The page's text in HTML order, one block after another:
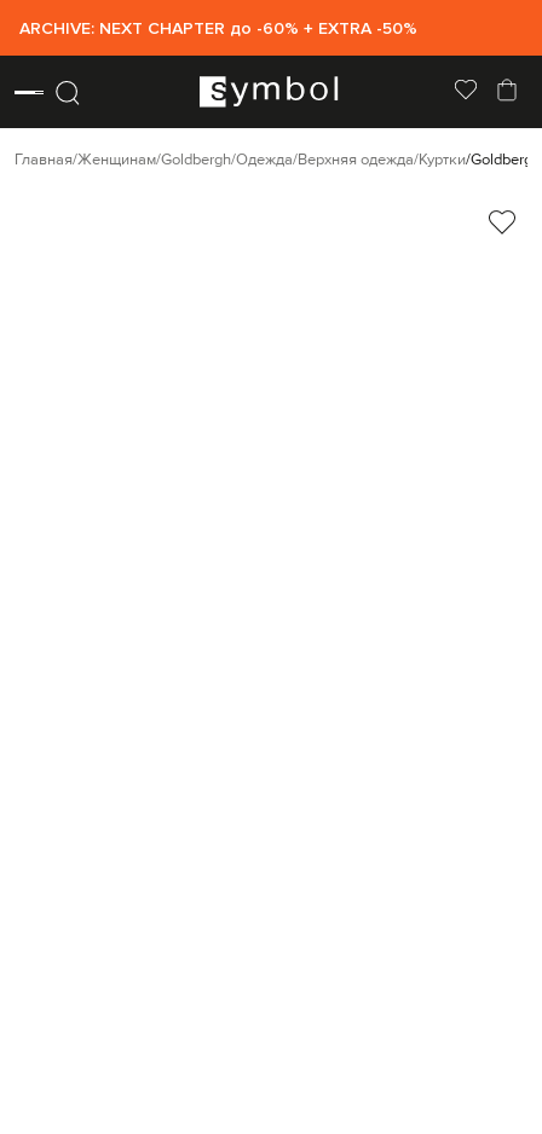
ARCHIVE: NEXT CHAPTER до -60% + EXTRA -50%
Главная Женщинам Goldbergh Одежда Верхняя одежда Куртки